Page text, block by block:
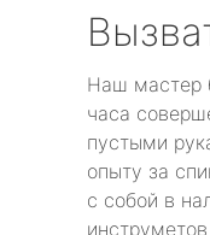
Наш мастер
часа
пустыми
опыту за
с собой в